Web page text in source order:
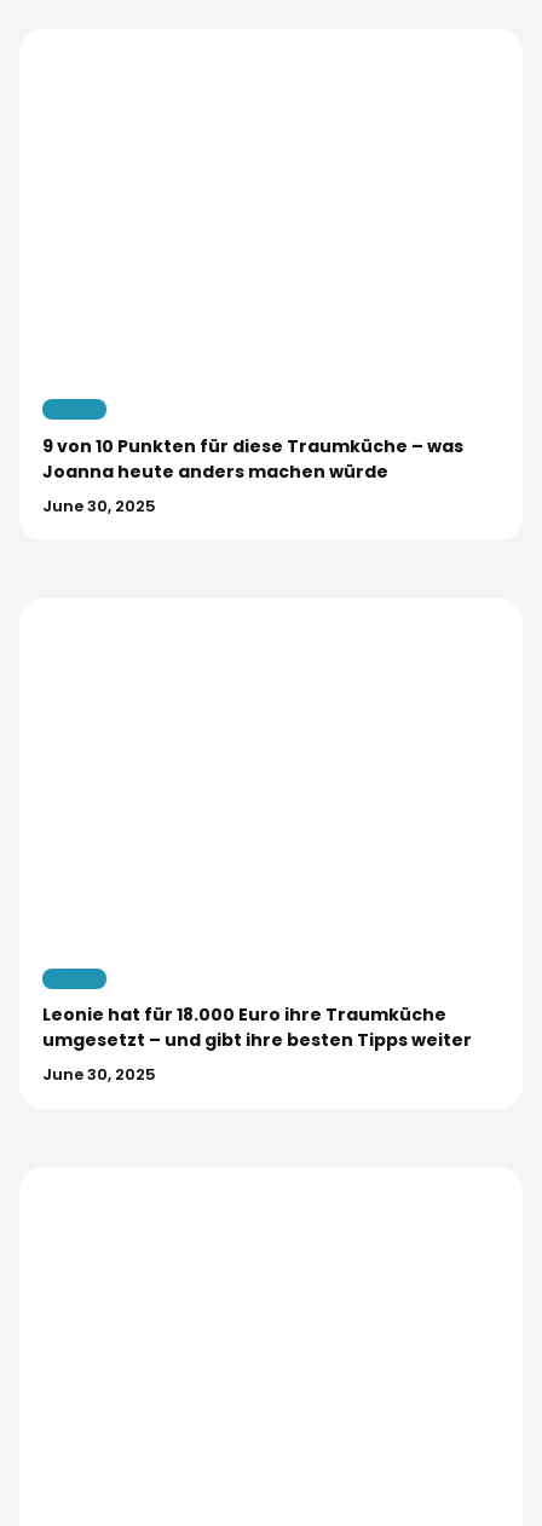
9 von 10 Punkten für diese Traumküche – was
Joanna heute anders machen würde
June 30, 2025
Leonie hat für 18.000 Euro ihre Traumküche
umgesetzt – und gibt ihre besten Tipps weiter
June 30, 2025